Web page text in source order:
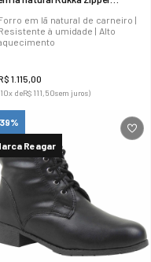
em lã natural de carneiro |
à umidade | Alto
1 115,00
10x deR$ 111,50sem juros)
Reagar